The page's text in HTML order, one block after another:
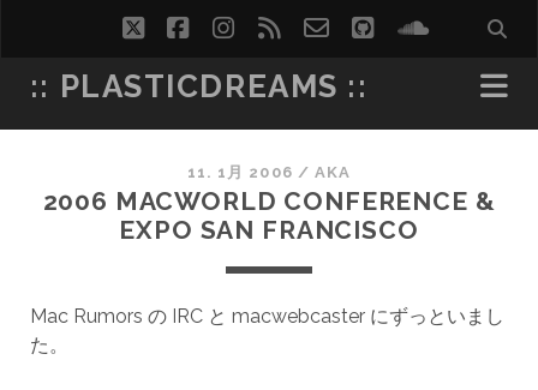
twitterfacebookinstagram
rss email-
form
github
:: PLASTICDREAMS ::
11. 1月 2006 / AKA
2006 MACWORLD CONFERENCE &
EXPO SAN FRANCISCO
Mac Rumors の IRC と macwebcaster にずっといまし
た。